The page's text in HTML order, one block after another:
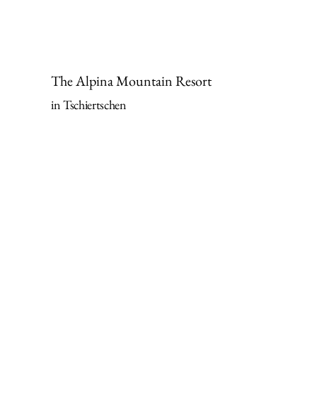
The Alpina Mountain Resort
in Tschiertschen